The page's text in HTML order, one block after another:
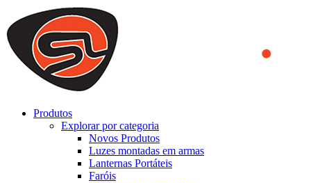
We use cookies to ensure that we provide you the best experience
on our website. By continuing to browse this website, you accept
that cookies are used to help us analyze how the website is used and
to offer you a better experience. To learn more or to find out how
you can disable cookies, you can access our
Produtos
Explorar por categoria
Novos Produtos
Luzes montadas em armas
Lanternas Portáteis
Faróis